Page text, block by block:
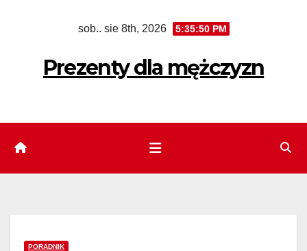
sob.. sie 8th, 2026 5:35:51 PM
Prezenty dla mężczyzn
PORADNIK